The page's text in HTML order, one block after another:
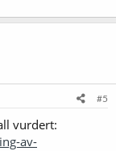
#5
vurdert:
av-